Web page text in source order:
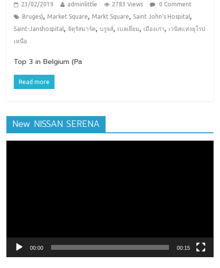
23/02/2019 adminlittle 2783 Views
0 Comment
Bruges), Market Square, Markt Square, Saint John’s Hospital ,
Saint-Janshospital , จัตุรัสมาร์ค,บรูจส์, เบลเยี่ยม, เมืองเก่า, เวนิสแห่งยุโรป
เหนือ
Top 3 in Belgium (Pa
Read more
New NISSAN SERENA
00:00 00:15